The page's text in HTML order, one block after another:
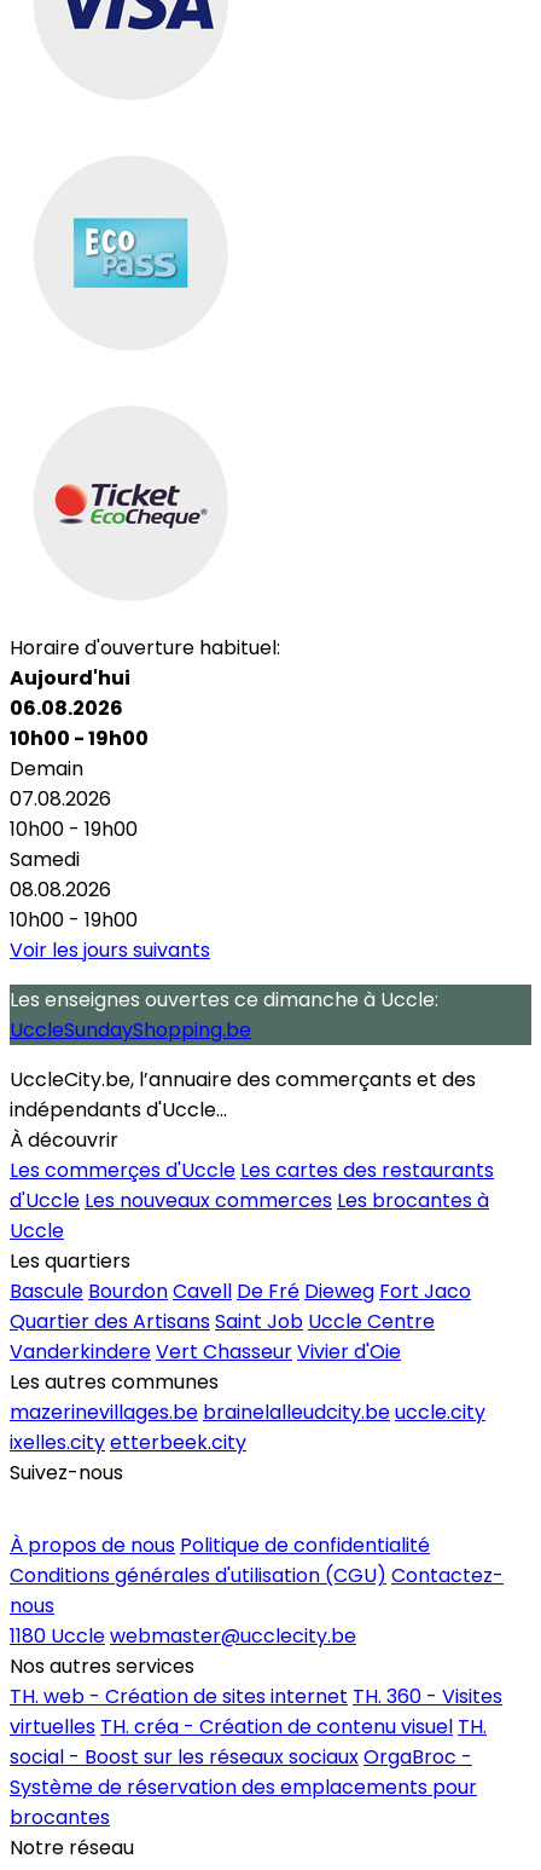
Horaire d'ouverture habituel:
Aujourd'hui
06.08.2026
10h00 - 19h00
Demain
07.08.2026
10h00 - 19h00
Samedi
08.08.2026
10h00 - 19h00
Voir les jours suivants
Les enseignes ouvertes ce dimanche à Uccle:
UccleSundayShopping.be
UccleCity.be, l’annuaire des commerçants et des
indépendants d'Uccle...
À découvrir
Les commerçes d'Uccle Les cartes des restaurants
d'Uccle Les nouveaux commerces Les brocantes à
Uccle
Les quartiers
Bascule BourdonCavell De Fré Dieweg Fort Jaco
Quartier des ArtisansSaint Job Uccle Centre
VanderkindereVert ChasseurVivier d'Oie
Les autres communes
mazerinevillages.be brainelalleudcity.beuccle.city
ixelles.cityetterbeek.city
Suivez-nous
À propos de nous Politique de confidentialité
Conditions générales d'utilisation (CGU) Contactez-
nous
1180 Ucclewebmaster@ucclecity.be
Nos autres services
TH. web - Création de sites internet TH. 360 - Visites
virtuelles TH. créa - Création de contenu visuel TH.
social - Boost sur les réseaux sociauxOrgaBroc -
Système de réservation des emplacements pour
brocantes
Notre réseau